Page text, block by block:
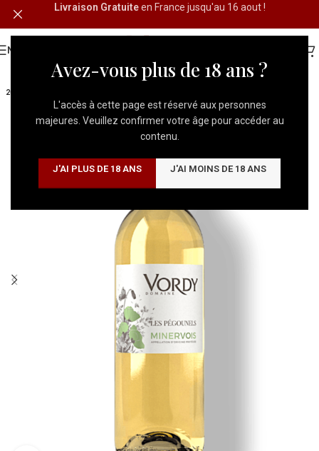
Avez-vous plus de 18 ans ?
L'accès à cette page est réservé aux personnes
majeures. Veuillez confirmer votre âge pour accéder au
contenu.
J'AI PLUS DE 18 ANS J'AI MOINS DE 18 ANS
Livraison Gratuiteen France jusqu'au 16 aout !
MENU
2025